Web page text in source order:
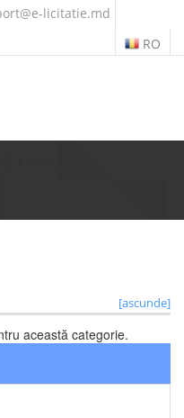
@e-licitatie.md
RO
[ascunde]
această categorie.